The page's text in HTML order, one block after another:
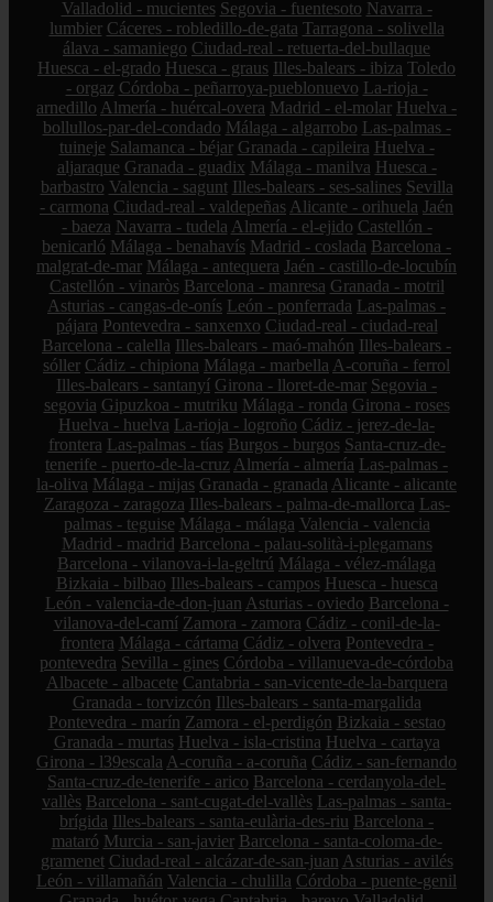
Valladolid - mucientes Segovia - fuentesoto Navarra -
lumbier Cáceres - robledillo-de-gata Tarragona - solivella
álava - samaniego Ciudad-real - retuerta-del-bullaque
Huesca - el-grado Huesca - graus Illes-balears - ibiza Toledo
- orgaz Córdoba - peñarroya-pueblonuevo La-rioja -
arnedillo Almería - huércal-overa Madrid - el-molar Huelva -
bollullos-par-del-condado Málaga - algarrobo Las-palmas -
tuineje Salamanca - béjar Granada - capileira Huelva -
aljaraque Granada - guadix Málaga - manilva Huesca -
barbastro Valencia - sagunt Illes-balears - ses-salines Sevilla
- carmona Ciudad-real - valdepeñas Alicante - orihuela Jaén
- baeza Navarra - tudela Almería - el-ejido Castellón -
benicarló Málaga - benahavís Madrid - coslada Barcelona -
malgrat-de-mar Málaga - antequera Jaén - castillo-de-locubín
Castellón - vinaròs Barcelona - manresa Granada - motril
Asturias - cangas-de-onís León - ponferrada Las-palmas -
pájara Pontevedra - sanxenxo Ciudad-real - ciudad-real
Barcelona - calella Illes-balears - maó-mahón Illes-balears -
sóller Cádiz - chipiona Málaga - marbella A-coruña - ferrol
Illes-balears - santanyí Girona - lloret-de-mar Segovia -
segovia Gipuzkoa - mutriku Málaga - ronda Girona - roses
Huelva - huelva La-rioja - logroño Cádiz - jerez-de-la-
frontera Las-palmas - tías Burgos - burgos Santa-cruz-de-
tenerife - puerto-de-la-cruz Almería - almería Las-palmas -
la-oliva Málaga - mijas Granada - granada Alicante - alicante
Zaragoza - zaragoza Illes-balears - palma-de-mallorca Las-
palmas - teguise Málaga - málaga Valencia - valencia
Madrid - madrid Barcelona - palau-solità-i-plegamans
Barcelona - vilanova-i-la-geltrú Málaga - vélez-málaga
Bizkaia - bilbao Illes-balears - campos Huesca - huesca
León - valencia-de-don-juan Asturias - oviedo Barcelona -
vilanova-del-camí Zamora - zamora Cádiz - conil-de-la-
frontera Málaga - cártama Cádiz - olvera Pontevedra -
pontevedra Sevilla - gines Córdoba - villanueva-de-córdoba
Albacete - albacete Cantabria - san-vicente-de-la-barquera
Granada - torvizcón Illes-balears - santa-margalida
Pontevedra - marín Zamora - el-perdigón Bizkaia - sestao
Granada - murtas Huelva - isla-cristina Huelva - cartaya
Girona - l39escala A-coruña - a-coruña Cádiz - san-fernando
Santa-cruz-de-tenerife - arico Barcelona - cerdanyola-del-
vallès Barcelona - sant-cugat-del-vallès Las-palmas - santa-
brígida Illes-balears - santa-eulària-des-riu Barcelona -
mataró Murcia - san-javier Barcelona - santa-coloma-de-
gramenet Ciudad-real - alcázar-de-san-juan Asturias - avilés
León - villamañán Valencia - chulilla Córdoba - puente-genil